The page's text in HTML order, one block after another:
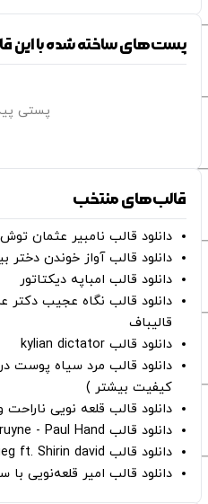
پست‌های ساخته شده با این
پستی
قالب‌های منتخب
دانلود قالب نامبیر عثمان ‌توش
دانلود قالب آواز خوندن دختر
دانلود قالب امباپه دیکتاتور
دانلود قالب نگاه عجیب دکتر
قالیباف
دانلود قالب kylian dictator
کیفیت بیشتر )
دانلود قالب قلعه نویی
دانلود قالب Oh Kevin De Bruyne - Paul Hand
دانلود قالب Gut Genug - kitschrieg ft. Shirin david
دانلود قالب امیر قلعه‌نویی